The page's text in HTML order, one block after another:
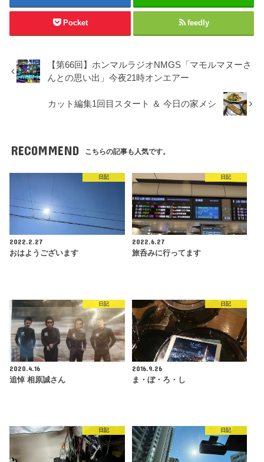
Pocket feedly
【第66回】ホンマルラジオNMGS「マモルマヌーさ
んとの思い出」今夜21時オンエアー
カット編集1回目スタート ＆ 今日の家メシ
RECOMMEND こちらの記事も人気です。
日記
2022.2.27
おはようございます
日記
2022.6.27
旅呑みに行ってます
日記
2020.4.16
追悼 相原誠さん
日記
2016.9.26
ま・ぼ・ろ・し
日記 日記